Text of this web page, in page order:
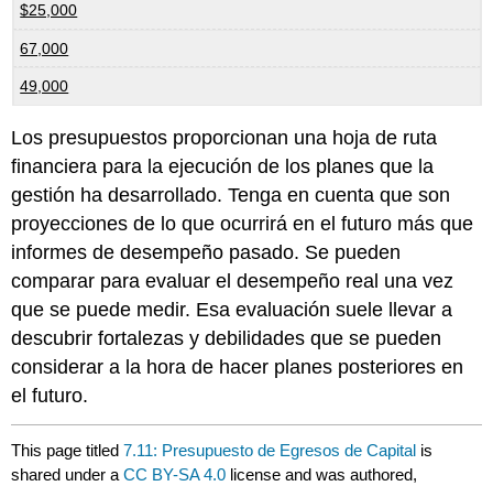
$25,000
67,000
49,000
Los presupuestos proporcionan una hoja de ruta
financiera para la ejecución de los planes que la
gestión ha desarrollado. Tenga en cuenta que son
proyecciones de lo que ocurrirá en el futuro más que
informes de desempeño pasado. Se pueden
comparar para evaluar el desempeño real una vez
que se puede medir. Esa evaluación suele llevar a
descubrir fortalezas y debilidades que se pueden
considerar a la hora de hacer planes posteriores en
el futuro.
This page titled7.11: Presupuesto de Egresos de Capital is
shared under aCC BY-SA 4.0 license and was authored,